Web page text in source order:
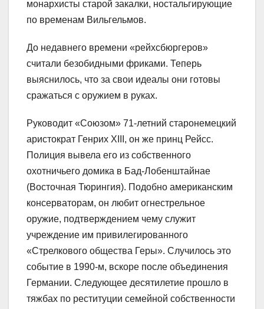
монархисты старой закалки, ностальгирующие
по временам Вильгельмов.
До недавнего времени «рейхсбюргеров»
считали безобидными фриками. Теперь
выяснилось, что за свои идеалы они готовы
сражаться с оружием в руках.
Руководит «Союзом» 71-летний старонемецкий
аристократ Генрих XIII, он же принц Рейсс.
Полиция вывела его из собственного
охотничьего домика в Бад-Лобенштайнае
(Восточная Тюрингия). Подобно американским
консерваторам, он любит огнестрельное
оружие, подтверждением чему служит
учреждение им привилегированного
«Стрелкового общества Геры». Случилось это
событие в 1990-м, вскоре после объединения
Германии. Следующее десятилетие прошло в
тяжбах по реституции семейной собственности